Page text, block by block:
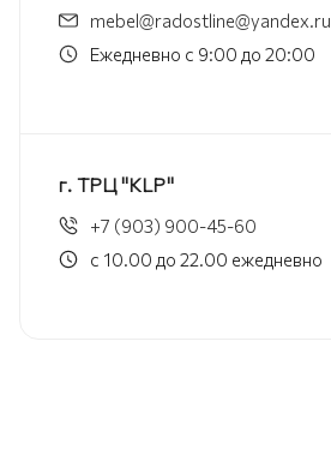
mebel@radostline@yandex.ru
Ежедневно с 9:00 до 20:00
г. ТРЦ "KLP"
+7 (903) 900-45-60
с 10.00 до 22.00 ежедневно